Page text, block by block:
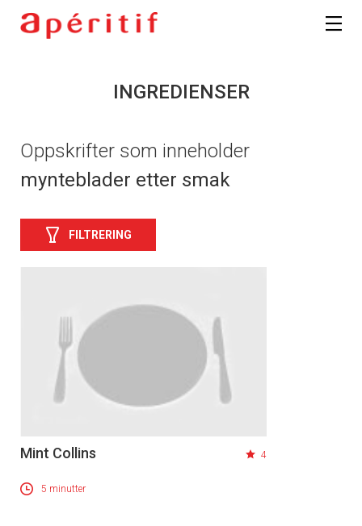
INGREDIENSER
Oppskrifter som inneholder
mynteblader etter smak
FILTRERING
Mint Collins 4
5 minutter